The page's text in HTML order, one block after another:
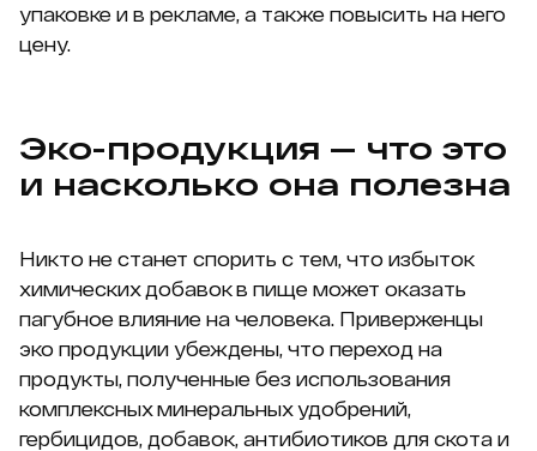
упаковке и в рекламе, а также повысить на него
цену.
Эко-продукция — что это
и насколько она полезна
Никто не станет спорить с тем, что избыток
химических добавок в пище может оказать
пагубное влияние на человека. Приверженцы
эко продукции убеждены, что переход на
продукты, полученные без использования
комплексных минеральных удобрений,
гербицидов, добавок, антибиотиков для скота и